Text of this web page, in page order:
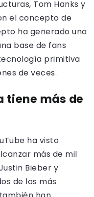
Tom Hanks y
el concepto de
ha generado una
base de fans
primitiva
de veces.
tiene más de
ha visto
más de mil
Bieber y
de los más